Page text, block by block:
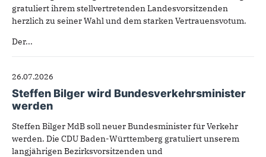
gratuliert ihrem stellvertretenden Landesvorsitzenden
herzlich zu seiner Wahl und dem starken Vertrauensvotum.
Der...
26.07.2026
Steffen Bilger wird Bundesverkehrsminister
werden
Steffen Bilger MdB soll neuer Bundesminister für Verkehr
werden. Die CDU Baden-Württemberg gratuliert unserem
langjährigen Bezirksvorsitzenden und